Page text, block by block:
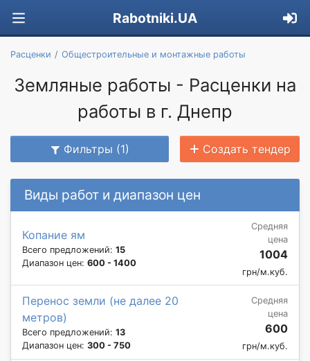
Rabotniki.UA
Расценки Общестроительные и монтажные работы
Земляные работы - Расценки на
работы в г. Днепр
Фильтры (1) Создать тендер
Виды работ и диапазон цен
Копание ям
Всего предложений: 15
Диапазон цен: 600 - 1400
Средняя
цена
1004
грн/м.куб.
Перенос земли (не далее 20
метров)
Всего предложений: 13
Диапазон цен: 300 - 750
Средняя
цена
600
грн/м.куб.